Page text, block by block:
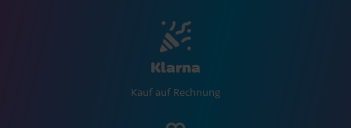
Klarna
Kauf auf Rechnung